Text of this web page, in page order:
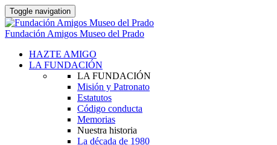
Toggle navigation
Fundación Amigos Museo del Prado
HAZTE AMIGO
LA FUNDACIÓN
LA FUNDACIÓN
Misión y Patronato
Estatutos
Código conducta
Memorias
Nuestra historia
La década de 1980